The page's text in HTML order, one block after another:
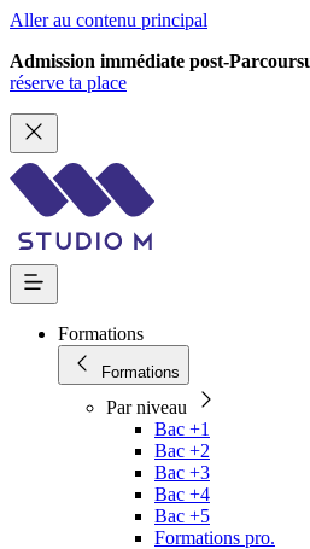
Aller au contenu principal
Admission immédiate post-
réserve ta place
Formations
Formations
Par niveau
Bac +1
Bac +2
Bac +3
Bac +4
Bac +5
Formations pro.